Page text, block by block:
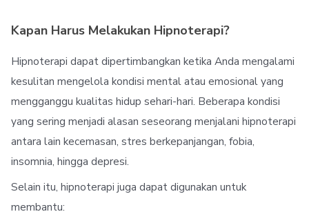
Kapan Harus Melakukan Hipnoterapi?
Hipnoterapi dapat dipertimbangkan ketika Anda mengalami
kesulitan mengelola kondisi mental atau emosional yang
mengganggu kualitas hidup sehari-hari. Beberapa kondisi
yang sering menjadi alasan seseorang menjalani hipnoterapi
antara lain kecemasan, stres berkepanjangan, fobia,
insomnia, hingga depresi.
Selain itu, hipnoterapi juga dapat digunakan untuk
membantu: